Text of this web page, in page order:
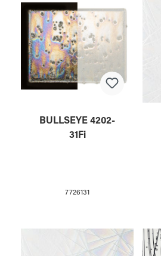
BULLSEYE 4202-
31Fi
7726131